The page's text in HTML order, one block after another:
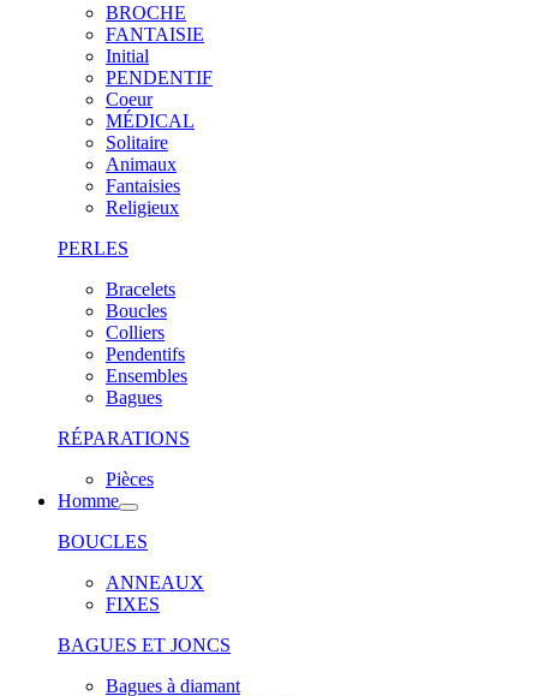
BROCHE
FANTAISIE
Initial
PENDENTIF
Coeur
MÉDICAL
Solitaire
Animaux
Fantaisies
Religieux
PERLES
Bracelets
Boucles
Colliers
Pendentifs
Ensembles
Bagues
RÉPARATIONS
Pièces
Homme
BOUCLES
ANNEAUX
FIXES
BAGUES ET JONCS
Bagues à diamant